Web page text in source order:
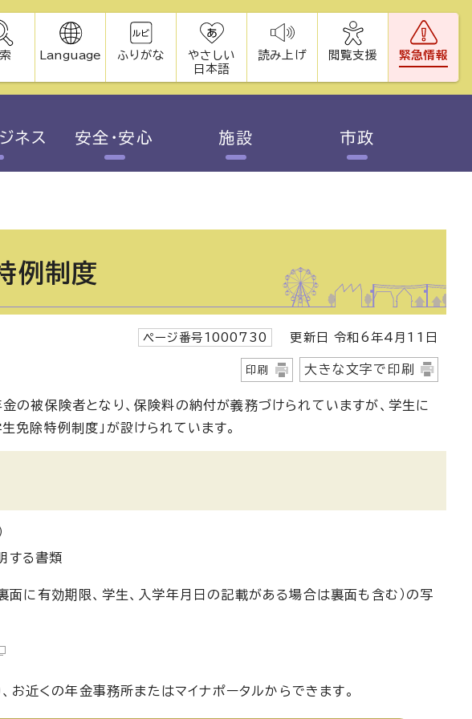
Language ふりがな
やさしい
日本語
読み上げ 閲覧支援 緊急情報
ネス 安全・安心 施設 市政
例制度
ページ番号1000730 更新日 令和6年4月11日
印刷 大きな文字で印刷
の被保険者となり、保険料の納付が義務づけられていますが、学生に
免除特例制度」が設けられています。
する書類
に有効期限、学生、入学年月日の記載がある場合は裏面も含む）の写
、お近くの年金事務所またはマイナポータルからできます。